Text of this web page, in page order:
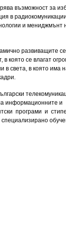
възможност за
в
и мениджмънт
развиващите
която се влагат
в света, в която има
информационните и
програми и